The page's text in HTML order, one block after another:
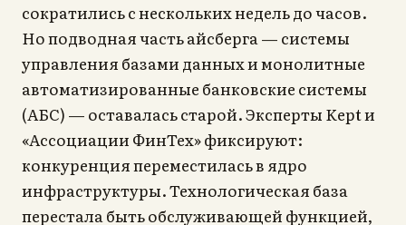
сократились с нескольких недель до часов.
Но подводная часть айсберга — системы
управления базами данных и монолитные
автоматизированные банковские системы
(АБС) — оставалась старой. Эксперты Kept и
«Ассоциации ФинТех» фиксируют:
конкуренция переместилась в ядро
инфраструктуры. Технологическая база
перестала быть обслуживающей функцией,